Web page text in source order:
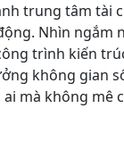
trung tâm tài
Nhìn ngắm
trình kiến
không gian
ai mà không mê